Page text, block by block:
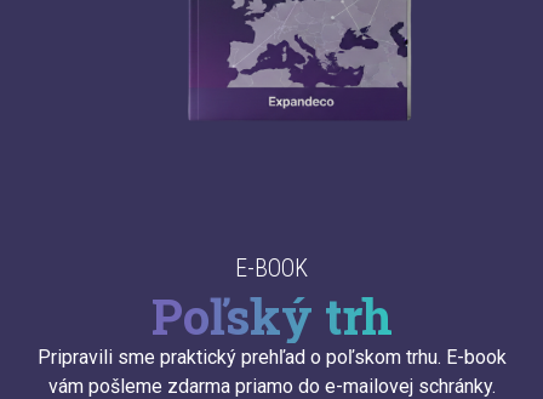
E-BOOK
Poľský trh
Pripravili sme praktický prehľad o poľskom trhu. E-book
vám pošleme zdarma priamo do e-mailovej schránky.